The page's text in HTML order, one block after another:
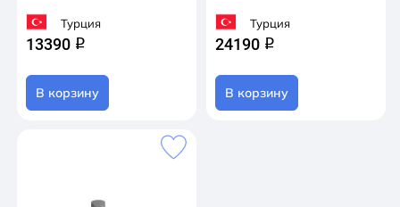
Турция
13390 q
В корзину
Турция
24190 q
В корзину